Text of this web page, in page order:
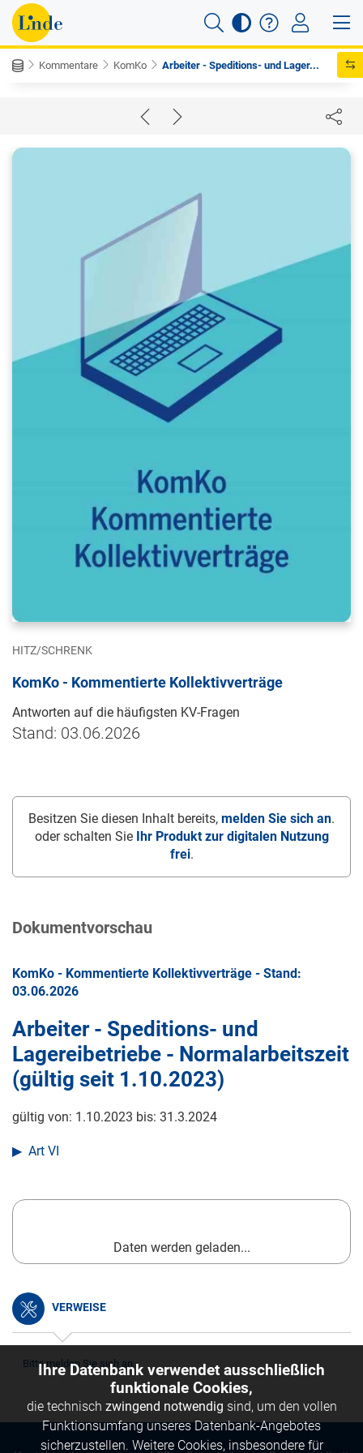
Kommentare KomKo Arbeiter - Speditions- und Lager...
HITZ/SCHRENK
KomKo - Kommentierte Kollektivverträge
Antworten auf die häufigsten KV-Fragen
Stand: 03.06.2026
Besitzen Sie diesen Inhalt bereits, melden Sie sich an.
oder schalten Sie
Ihr Produkt zur digitalen Nutzung
frei.
Dokumentvorschau
KomKo - Kommentierte Kollektivverträge - Stand:
03.06.2026
Arbeiter - Speditions- und
Lagereibetriebe - Normalarbeitszeit
(gültig seit 1.10.2023)
gültig von: 1.10.2023 bis: 31.3.2024
Art VI
Daten werden geladen...
VERWEISE
Bitte melden Sie sich an.
Ihre Datenbank verwendet ausschließlich
funktionale Cookies,
die technisch zwingend notwendig sind, um den vollen
Funktionsumfang unseres Datenbank-Angebotes
sicherzustellen. Weitere Cookies, insbesondere für